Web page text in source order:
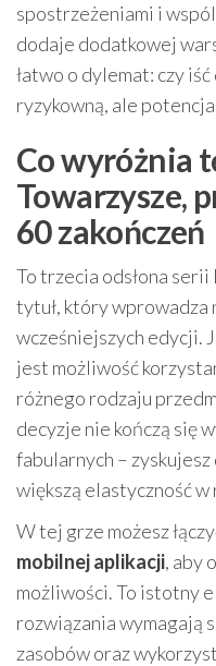
spostrzeżeniami i
dodaje dodatkowej
łatwo o dylemat: czy
ryzykowną, ale
Co wyróżnia
Towarzysze,
60 zakończeń
To trzecia odsłona serii
tytuł, który wprowadza
wcześniejszych edycji.
jest możliwość
różnego rodzaju
decyzje nie kończą się
fabularnych –
większą elastyczność
W tej grze możesz
mobilnej aplikacji, aby
możliwości. To istotny
rozwiązania wymagają
zasobów oraz